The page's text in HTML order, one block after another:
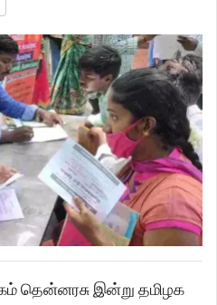
தென்னரசு இன்று தமிழக